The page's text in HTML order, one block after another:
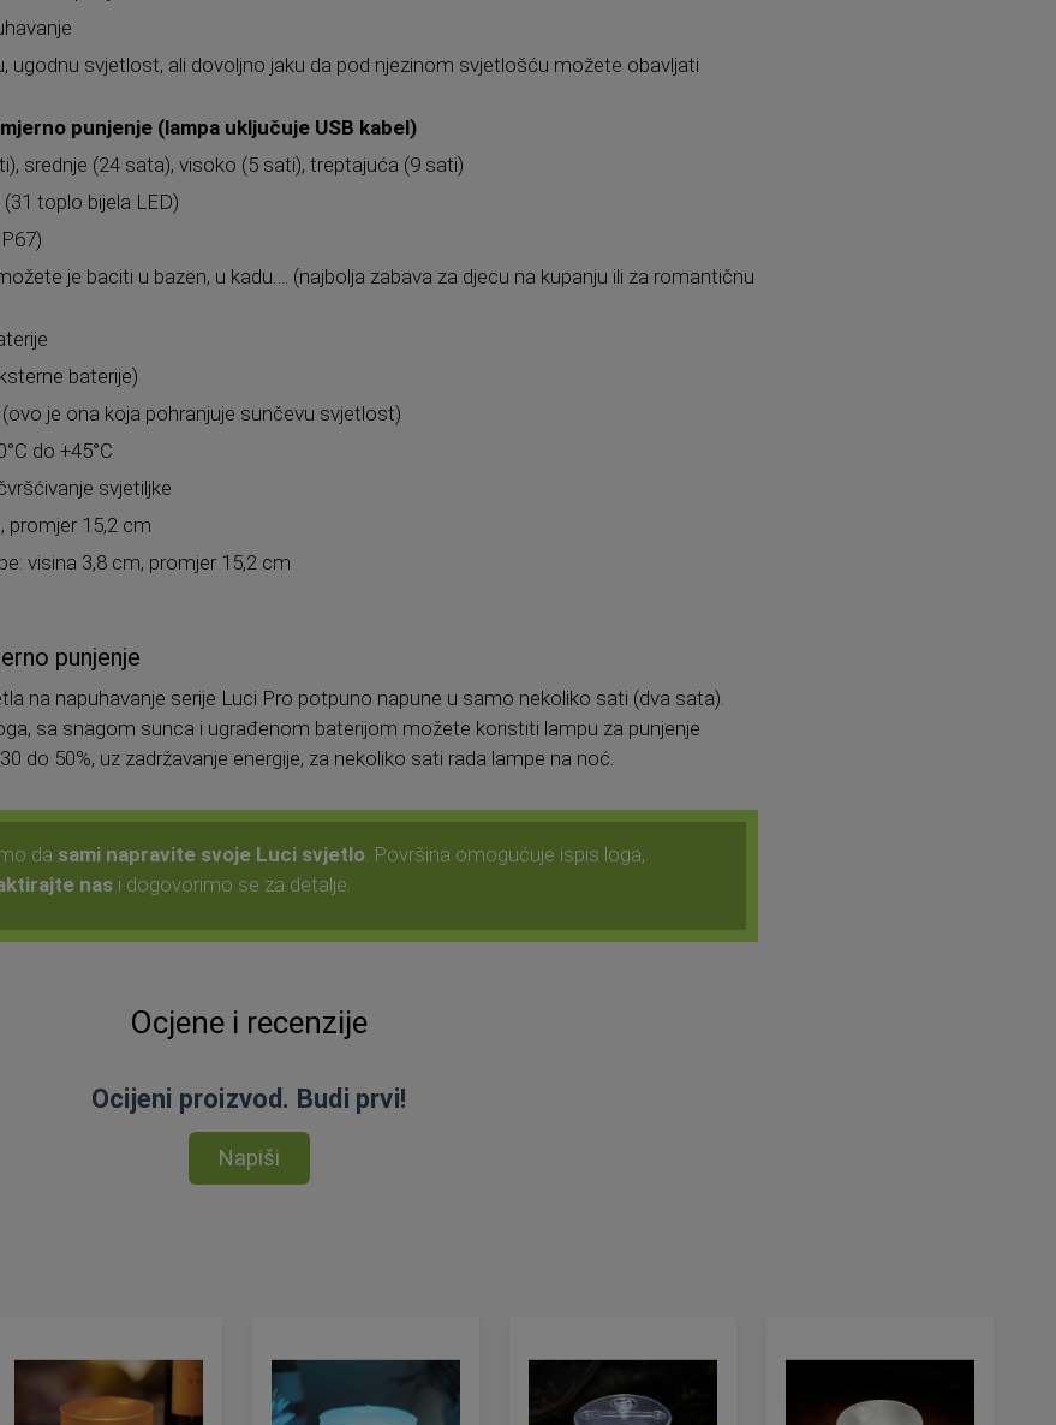
ugodnu svjetlost, ali dovoljno jaku da pod njezinom svjetlošću možete obavljati
punjenje (lampa uključuje USB kabel)
srednje (24 sata), visoko (5 sati), treptajuća (9 sati)
(31 toplo bijela LED)
je baciti u bazen, u kadu…. (najbolja zabava za djecu na kupanju ili za romantičnu
baterije)
je ona koja pohranjuje sunčevu svjetlost)
do +45°C
svjetiljke
promjer 15,2 cm
visina 3,8 cm, promjer 15,2 cm
punjenje
na napuhavanje serije Luci Pro potpuno napune u samo nekoliko sati (dva sata).
sa snagom sunca i ugrađenom baterijom možete koristiti lampu za punjenje
do 50%, uz zadržavanje energije, za nekoliko sati rada lampe na noć.
da sami napravite svoje Luci svjetlo. Površina omogućuje ispis loga,
nas i dogovorimo se za detalje.
Ocjene i recenzije
Ocijeni proizvod. Budi prvi!
Napiši